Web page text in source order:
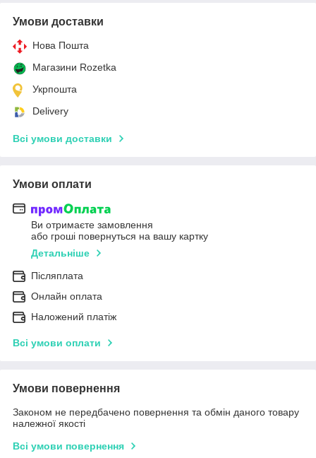
Умови доставки
Нова Пошта
Магазини Rozetka
Укрпошта
Delivery
Всі умови доставки
Умови оплати
Ви отримаєте замовлення
або гроші повернуться на вашу картку
Детальніше
Післяплата
Онлайн оплата
Наложений платіж
Всі умови оплати
Умови повернення
Законом не передбачено повернення та обмін даного товару
належної якості
Всі умови повернення